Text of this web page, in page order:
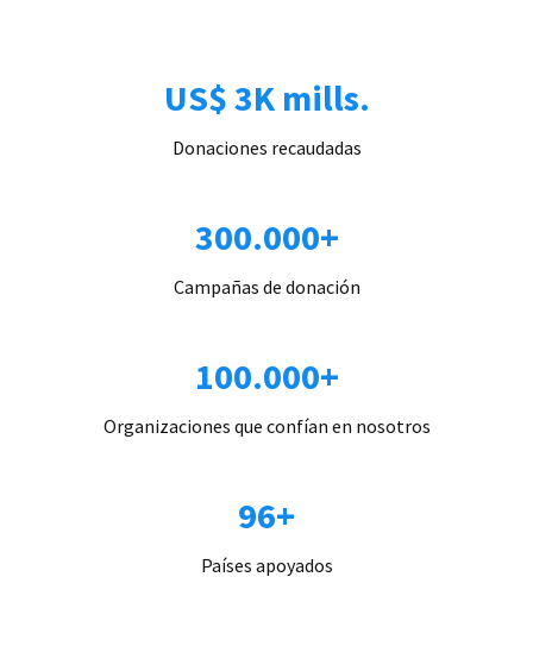
US$ 3K mills.
Donaciones recaudadas
300.000+
Campañas de donación
100.000+
Organizaciones que confían en nosotros
96+
Países apoyados